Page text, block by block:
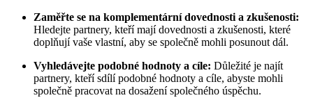
Zaměřte se na komplementární dovednosti a zkušenosti:
Hledejte partnery, kteří mají dovednosti a zkušenosti, které
doplňují vaše vlastní, aby se společně mohli posunout dál.
Vyhledávejte podobné hodnoty a cíle: Důležité je najít
partnery, kteří sdílí podobné hodnoty a cíle, abyste mohli
společně pracovat na dosažení společného úspěchu.